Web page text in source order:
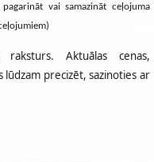
vai samazināt ceļojuma
Aktuālas cenas,
lūdzam precizēt, sazinoties ar